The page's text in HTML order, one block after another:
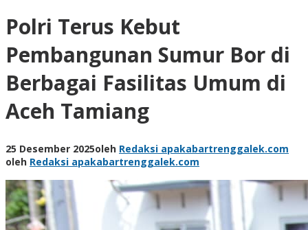
Polri Terus Kebut
Pembangunan Sumur Bor di
Berbagai Fasilitas Umum di
Aceh Tamiang
25 Desember 2025oleh Redaksi apakabartrenggalek.com
oleh Redaksi apakabartrenggalek.com